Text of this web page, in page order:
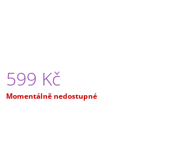
599 Kč
Měrná
Momentálně nedostupné
D.
ROGER
VOL.
12